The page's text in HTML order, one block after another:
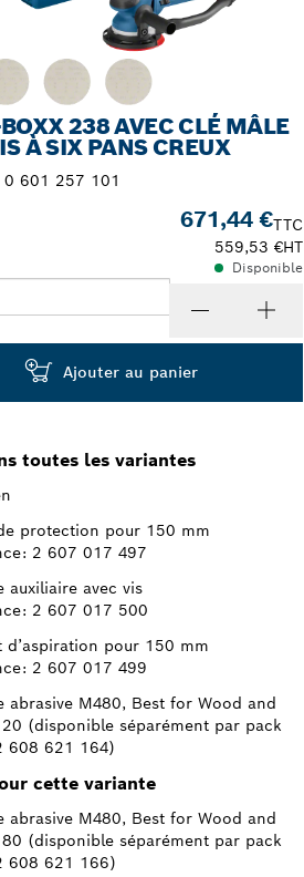
238 AVEC CLÉ MÂLE
À SIX PANS CREUX
0 601 257 101
671,44 €TTC
559,53 €HT
Disponible
Ajouter au panier
toutes les variantes
protection pour 150 mm
2 607 017 497
auxiliaire avec vis
2 607 017 500
d’aspiration pour 150 mm
2 607 017 499
abrasive M480, Best for Wood and
(disponible séparément par pack
608 621 164)
cette variante
abrasive M480, Best for Wood and
(disponible séparément par pack
608 621 166)